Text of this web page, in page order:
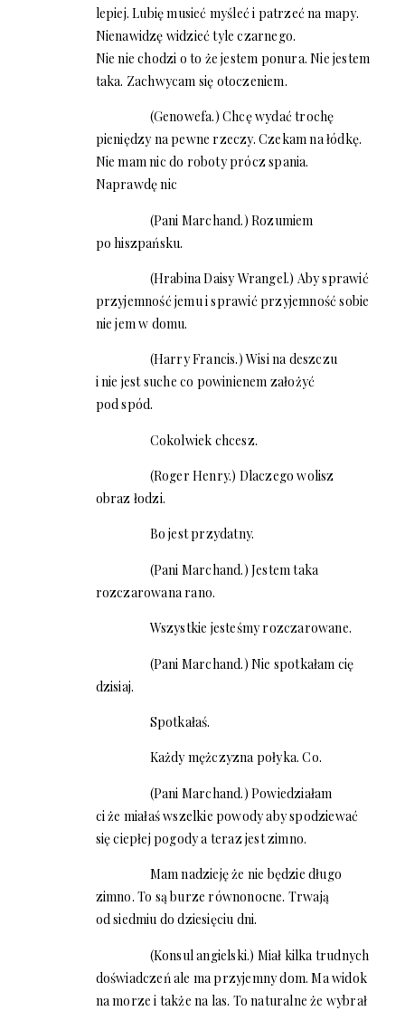
lepiej. Lubię musieć myśleć i patrzeć na mapy.
Nienawidzę widzieć tyle czarnego.
Nie nie chodzi o to że jestem ponura. Nie jestem
taka. Zachwycam się otoczeniem.
(Genowefa.) Chcę wydać trochę
pieniędzy na pewne rzeczy. Czekam na łódkę.
Nie mam nic do roboty prócz spania.
Naprawdę nic
(Pani Marchand.) Rozumiem
po hiszpańsku.
(Hrabina Daisy Wrangel.) Aby sprawić
przyjemność jemu i sprawić przyjemność sobie
nie jem w domu.
(Harry Francis.) Wisi na deszczu
i nie jest suche co powinienem założyć
pod spód.
Cokolwiek chcesz.
(Roger Henry.) Dlaczego wolisz
obraz łodzi.
Bo jest przydatny.
(Pani Marchand.) Jestem taka
rozczarowana rano.
Wszystkie jesteśmy rozczarowane.
(Pani Marchand.) Nie spotkałam cię
dzisiaj.
Spotkałaś.
Każdy mężczyzna połyka. Co.
(Pani Marchand.) Powiedziałam
ci że miałaś wszelkie powody aby spodziewać
się ciepłej pogody a teraz jest zimno.
Mam nadzieję że nie będzie długo
zimno. To są burze równonocne. Trwają
od siedmiu do dziesięciu dni.
(Konsul angielski.) Miał kilka trudnych
doświadczeń ale ma przyjemny dom. Ma widok
na morze i także na las. To naturalne że wybrał